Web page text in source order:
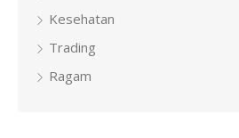
Kesehatan
Trading
Ragam